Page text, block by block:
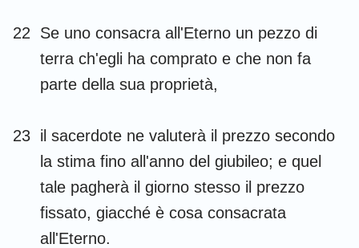
1 2
22
Se uno consacra all'Eterno un pezzo di
terra ch'egli ha comprato e che non fa
parte della sua proprietà,
23 il sacerdote ne valuterà il prezzo secondo
la stima fino all'anno del giubileo; e quel
tale pagherà il giorno stesso il prezzo
fissato, giacché è cosa consacrata
all'Eterno.